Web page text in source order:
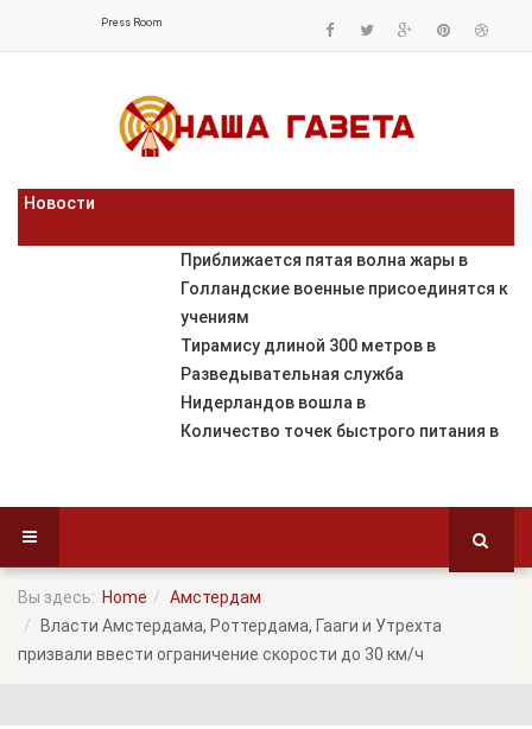
Press Room
Новости
Приближается пятая волна жары в
Голландские военные присоединятся к
учениям
Тирамису длиной 300 метров в
Разведывательная служба
Нидерландов вошла в
Количество точек быстрого питания в
Вы здесь: Home
Амстердам
Власти Амстердама, Роттердама, Гааги и Утрехта
призвали ввести ограничение скорости до 30 км/ч